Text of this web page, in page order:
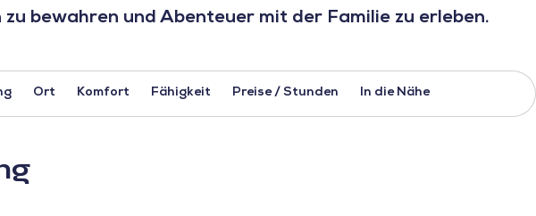
bewahren und Abenteuer mit der Familie zu erleben.
Ort Komfort Fähigkeit Preise / Stunden In die Nähe